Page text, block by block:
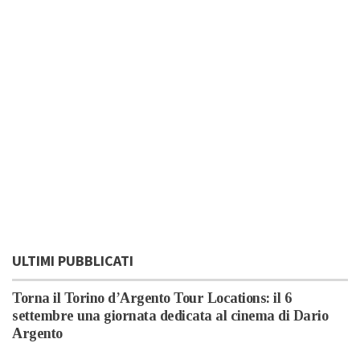
ULTIMI PUBBLICATI
Torna il Torino d’Argento Tour Locations: il 6
settembre una giornata dedicata al cinema di Dario
Argento